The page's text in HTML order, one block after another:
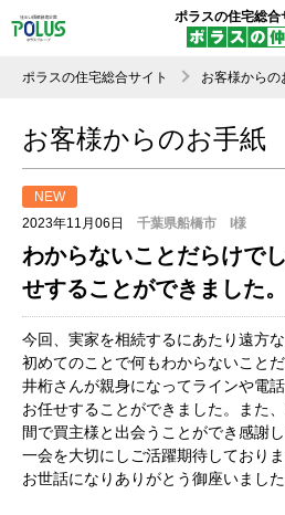
ポラスの住宅総合
ポラスの住宅総合サイト お客様からの
お客様からのお手紙
2023年11月06日 千葉県船橋市 I様
NEW
わからないことだらけで
せすることができました。
今回、実家を相続するにあたり遠方
初めてのことで何もわからないこと
井桁さんが親身になってラインや電
お任せすることができました。また
間で買主様と出会うことができ感謝
一会を大切にしご活躍期待しておりま
お世話になりありがとう御座いました